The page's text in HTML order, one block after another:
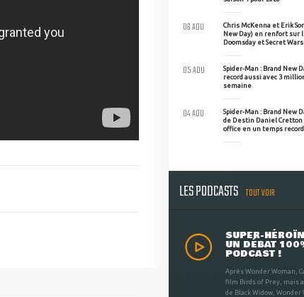
Chris McKenna et Erik
New Day) en renfort sur
Doomsday et Secret Wars
06 AOU
Spider-Man : Brand New
record aussi avec 3
semaine
05 AOU
Spider-Man : Brand New
de Destin Daniel Cretton
office en un temps record
04 AOU
LES PODCASTS TOUT VOIR
SUPER-
UN DÉBAT
PODCAST !
Après Wonder Woman,
film Birds of Prey, mais
de Black Widow,